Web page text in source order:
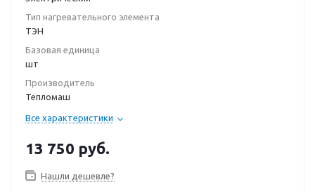
Тип нагревательного элемента
ТЭН
Базовая единица
шт
Производитель
Тепломаш
Все характеристики
13 750 руб.
Нашли дешевле?